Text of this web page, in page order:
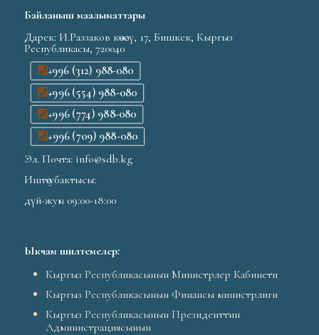
Байланыш маалыматтары
Дарек: И.Раззаков көчөсү, 17, Бишкек, Кыргыз
Республикасы, 720040
+996 (312) 988-080
+996 (554) 988-080
+996 (774) 988-080
+996 (709) 988-080
Эл. Почта: info@sdb.kg
Иштөө убактысы:
дүй-жум 09:00-18:00
Ыкчам шилтемелер:
Кыргыз Республикасынын Министрлер Кабинети
Кыргыз Республикасынын Финансы министрлиги
Кыргыз Республикасынын Президенттин
Администрациясынын